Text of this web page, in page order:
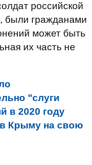
российской
были гражданами
может быть
их часть не
"слуги
в 2020 году
Крыму на свою